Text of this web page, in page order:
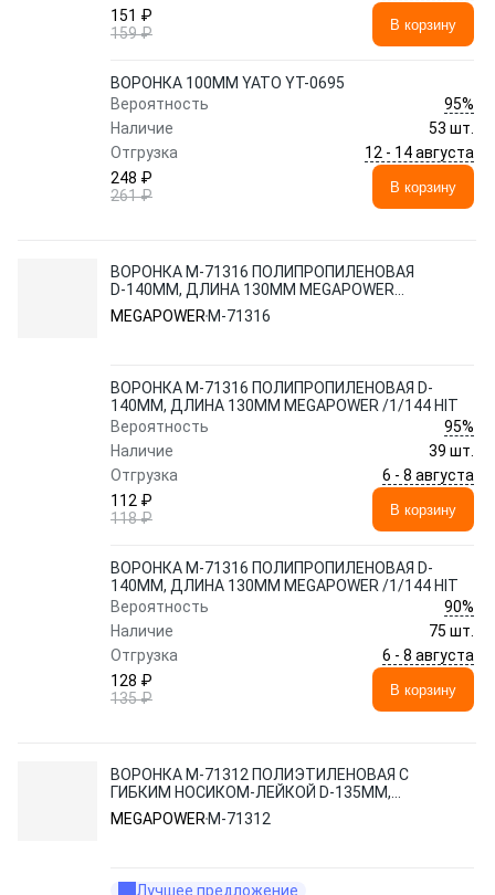
151 ₽
159 ₽
В корзину
ВОРОНКА 100ММ YATO YT-0695
Вероятность
95%
Наличие
53 шт.
Отгрузка
12 - 14 августа
248 ₽
261 ₽
В корзину
ВОРОНКА M-71316 ПОЛИПРОПИЛЕНОВАЯ
D-140ММ, ДЛИНА 130ММ MEGAPOWER
/1/144 HIT
MEGAPOWER M-71316
ВОРОНКА M-71316 ПОЛИПРОПИЛЕНОВАЯ D-
140ММ, ДЛИНА 130ММ MEGAPOWER /1/144 HIT
Вероятность
95%
Наличие
39 шт.
Отгрузка
6 - 8 августа
112 ₽
118 ₽
В корзину
ВОРОНКА M-71316 ПОЛИПРОПИЛЕНОВАЯ D-
140ММ, ДЛИНА 130ММ MEGAPOWER /1/144 HIT
Вероятность
90%
Наличие
75 шт.
Отгрузка
6 - 8 августа
128 ₽
135 ₽
В корзину
ВОРОНКА M-71312 ПОЛИЭТИЛЕНОВАЯ С
ГИБКИМ НОСИКОМ-ЛЕЙКОЙ D-135ММ,
ДЛИНА 380ММ MEGAPOWER /1/50 HIT
MEGAPOWER M-71312
Лучшее предложение